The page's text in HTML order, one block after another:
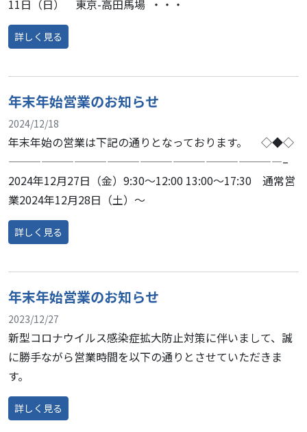
11日（日） 東京-高田馬場 ・・・
詳しく見る
from GEP in NASA説明会の開催について
年末年始営業のお知らせ
2024/12/18
年末年始の営業は下記の通りとなっております。 ◇◆◇
—————————————————————————–
2024年12月27日（金）9:30～12:00 13:00～17:30 通常営
業2024年12月28日（土）～
詳しく見る
from 年末年始営業のお知らせ
年末年始営業のお知らせ
2023/12/27
新型コロナウイルス感染症拡大防止対策に伴いまして、誠
に勝手ながら営業時間を以下の通りとさせていただきま
す。
詳しく見る
from 年末年始営業のお知らせ